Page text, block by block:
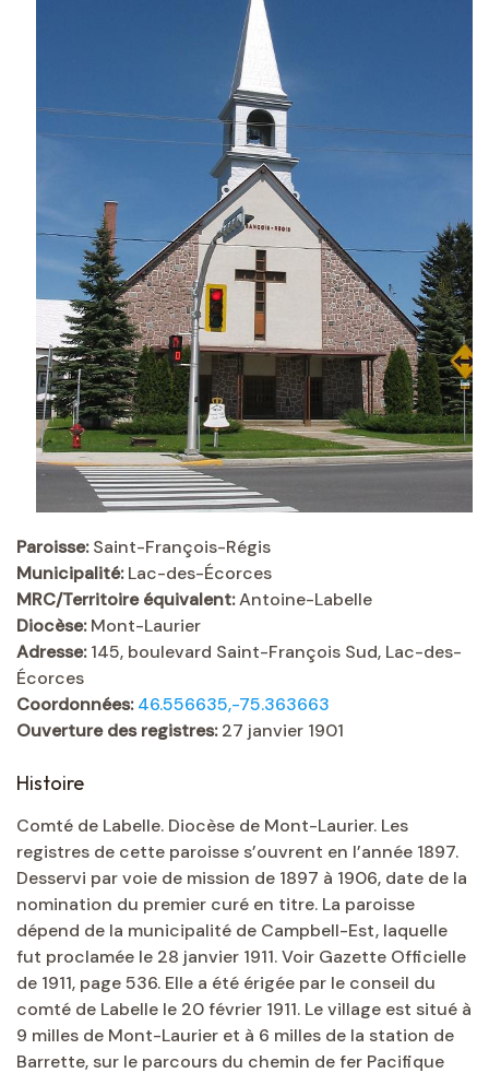
Paroisse:Saint-François-Régis
Municipalité:Lac-des-Écorces
MRC/Territoire équivalent:Antoine-Labelle
Diocèse:Mont-Laurier
Adresse:145, boulevard Saint-François Sud, Lac-des-
Écorces
Coordonnées: 46.556635,-75.363663
Ouverture des registres:27 janvier 1901
Histoire
Comté de Labelle. Diocèse de Mont-Laurier. Les
registres de cette paroisse s’ouvrent en l’année 1897.
Desservi par voie de mission de 1897 à 1906, date de la
nomination du premier curé en titre. La paroisse
dépend de la municipalité de Campbell-Est, laquelle
fut proclamée le 28 janvier 1911. Voir Gazette Officielle
de 1911, page 536. Elle a été érigée par le conseil du
comté de Labelle le 20 février 1911. Le village est situé à
9 milles de Mont-Laurier et à 6 milles de la station de
Barrette, sur le parcours du chemin de fer Pacifique